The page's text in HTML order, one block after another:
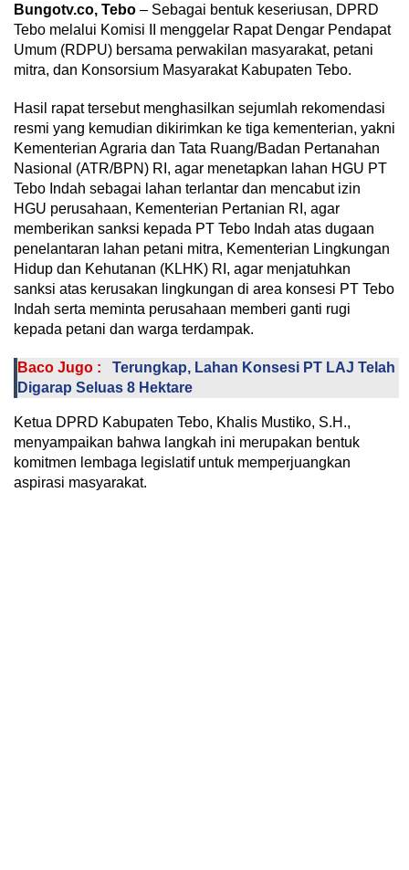
Bungotv.co, Tebo – Sebagai bentuk keseriusan, DPRD
Tebo melalui Komisi II menggelar Rapat Dengar Pendapat
Umum (RDPU) bersama perwakilan masyarakat, petani
mitra, dan Konsorsium Masyarakat Kabupaten Tebo.
Hasil rapat tersebut menghasilkan sejumlah rekomendasi
resmi yang kemudian dikirimkan ke tiga kementerian, yakni
Kementerian Agraria dan Tata Ruang/Badan Pertanahan
Nasional (ATR/BPN) RI, agar menetapkan lahan HGU PT
Tebo Indah sebagai lahan terlantar dan mencabut izin
HGU perusahaan, Kementerian Pertanian RI, agar
memberikan sanksi kepada PT Tebo Indah atas dugaan
penelantaran lahan petani mitra, Kementerian Lingkungan
Hidup dan Kehutanan (KLHK) RI, agar menjatuhkan
sanksi atas kerusakan lingkungan di area konsesi PT Tebo
Indah serta meminta perusahaan memberi ganti rugi
kepada petani dan warga terdampak.
Baco Jugo :
Terungkap, Lahan Konsesi PT LAJ Telah
Digarap Seluas 8 Hektare
Ketua DPRD Kabupaten Tebo, Khalis Mustiko, S.H.,
menyampaikan bahwa langkah ini merupakan bentuk
komitmen lembaga legislatif untuk memperjuangkan
aspirasi masyarakat.